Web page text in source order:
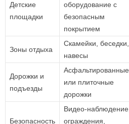
Детские
площадки
оборудование с
безопасным
покрытием
Зоны отдыха
Скамейки, беседки,
навесы
Дорожки и
подъезды
Асфальтированные
или плиточные
дорожки
Безопасность
Видео-наблюдение,
ограждения,